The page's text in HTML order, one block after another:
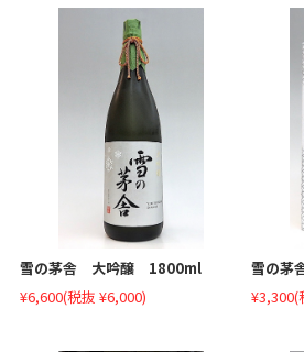
雪の茅舎 大吟醸 1800ml
¥6,600(税抜 ¥6,000)
雪の
¥3,300(